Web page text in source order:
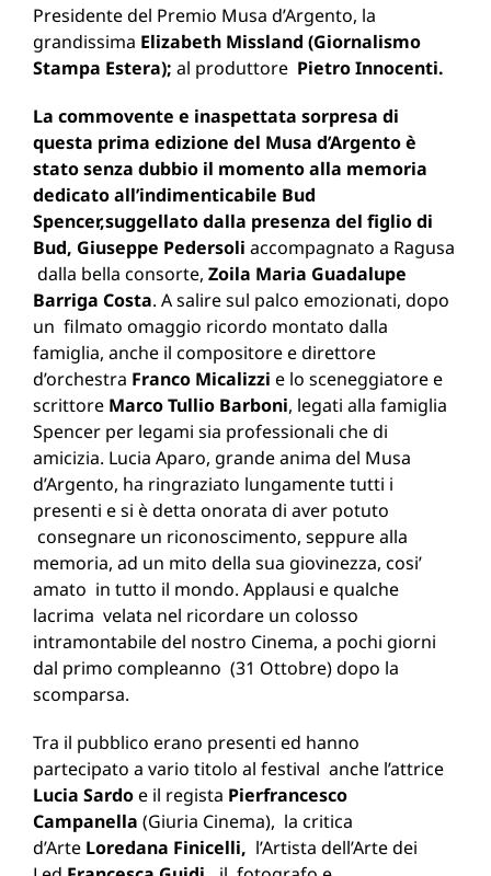
Presidente del Premio Musa d’Argento, la
grandissima Elizabeth Missland (Giornalismo
Stampa Estera); al produttore Pietro Innocenti.
La commovente e inaspettata sorpresa di
questa prima edizione del Musa d’Argento è
stato senza dubbio il momento alla memoria
dedicato all’indimenticabile Bud
Spencer,suggellato dalla presenza del figlio di
Bud, Giuseppe Pedersoli accompagnato a Ragusa
dalla bella consorte, Zoila Maria Guadalupe
Barriga Costa. A salire sul palco emozionati, dopo
un filmato omaggio ricordo montato dalla
famiglia, anche il compositore e direttore
d’orchestra Franco Micalizzi e lo sceneggiatore e
scrittore Marco Tullio Barboni, legati alla famiglia
Spencer per legami sia professionali che di
amicizia. Lucia Aparo, grande anima del Musa
d’Argento, ha ringraziato lungamente tutti i
presenti e si è detta onorata di aver potuto
consegnare un riconoscimento, seppure alla
memoria, ad un mito della sua giovinezza, cosi’
amato in tutto il mondo. Applausi e qualche
lacrima velata nel ricordare un colosso
intramontabile del nostro Cinema, a pochi giorni
dal primo compleanno (31 Ottobre) dopo la
scomparsa.
Tra il pubblico erano presenti ed hanno
partecipato a vario titolo al festival anche l’attrice
Lucia Sardoe il regista Pierfrancesco
Campanella (Giuria Cinema), la critica
d’Arte Loredana Finicelli, l’Artista dell’Arte dei